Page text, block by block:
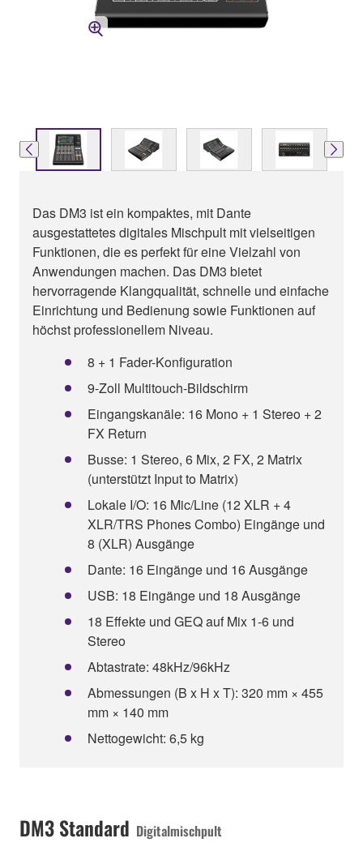
Das DM3 ist ein kompaktes, mit Dante
ausgestattetes digitales Mischpult mit vielseitigen
Funktionen, die es perfekt für eine Vielzahl von
Anwendungen machen. Das DM3 bietet
hervorragende Klangqualität, schnelle und einfache
Einrichtung und Bedienung sowie Funktionen auf
höchst professionellem Niveau.
8 + 1 Fader-Konfiguration
9-Zoll Multitouch-Bildschirm
Eingangskanäle: 16 Mono + 1 Stereo + 2
FX Return
Busse: 1 Stereo, 6 Mix, 2 FX, 2 Matrix
(unterstützt Input to Matrix)
Lokale I/O: 16 Mic/Line (12 XLR + 4
XLR/TRS Phones Combo) Eingänge und
8 (XLR) Ausgänge
Dante: 16 Eingänge und 16 Ausgänge
USB: 18 Eingänge und 18 Ausgänge
18 Effekte und GEQ auf Mix 1-6 und
Stereo
Abtastrate: 48kHz/96kHz
Abmessungen (B x H x T): 320 mm × 455
mm × 140 mm
Nettogewicht: 6,5 kg
DM3 Standard Digitalmischpult